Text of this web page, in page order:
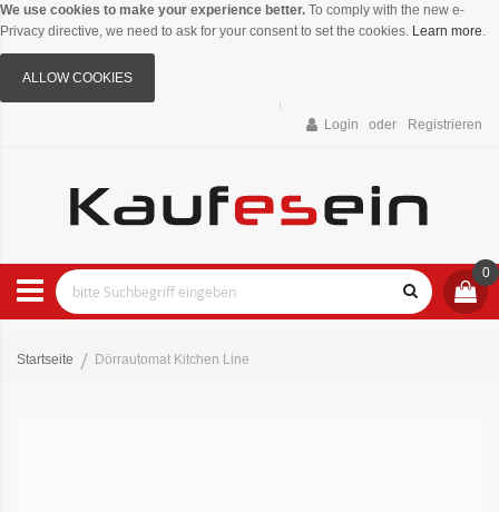
We use cookies to make your experience better. To comply with the new e-
Privacy directive, we need to ask for your consent to set the cookies. Learn more.
ALLOW COOKIES
Login Registrieren
0
Startseite Dörrautomat Kitchen Line